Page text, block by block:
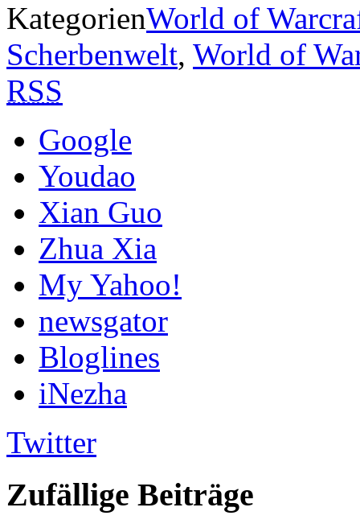
KategorienWorld of
Scherbenwelt, World of
RSS
Google
Youdao
Xian Guo
Zhua Xia
My Yahoo!
newsgator
Bloglines
iNezha
Twitter
Zufällige Beiträge